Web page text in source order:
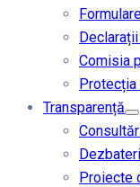
Comisia
Protecția
Transparență
Proiecte